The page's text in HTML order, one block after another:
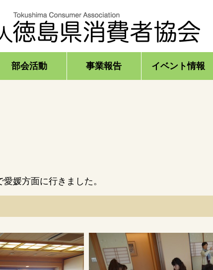
部会活動 事業報告 イベント情報
媛方面に行きました。